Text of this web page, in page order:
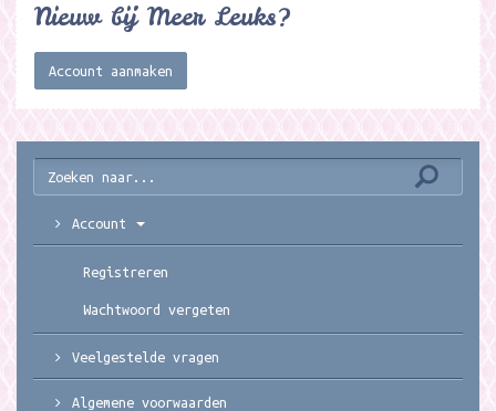
Nieuw bij Meer Leuks?
Account aanmaken
Account
Registreren
Wachtwoord vergeten
Veelgestelde vragen
Algemene voorwaarden